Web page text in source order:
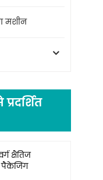
मशीन
क्षैतिज
पैकेजिंग